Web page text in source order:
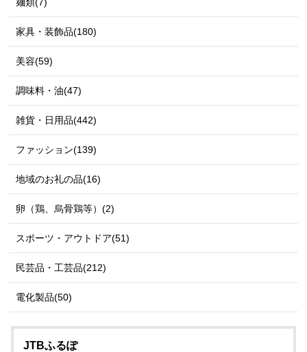
家具・装飾品(180)
美容(59)
調味料・油(47)
雑貨・日用品(442)
ファッション(139)
地域のお礼の品(16)
卵（鶏、烏骨鶏等）(2)
スポーツ・アウトドア(51)
民芸品・工芸品(212)
電化製品(50)
JTBふるぽ